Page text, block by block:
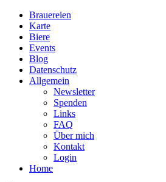
Brauereien
Karte
Biere
Events
Blog
Datenschutz
Allgemein
Newsletter
Spenden
Links
FAQ
Über mich
Kontakt
Login
Home